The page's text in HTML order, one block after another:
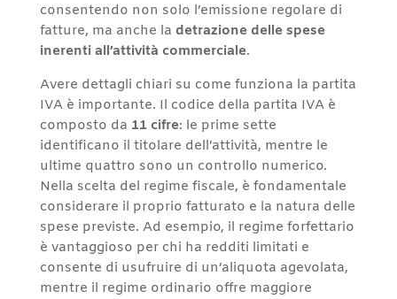
consentendo non solo l’emissione regolare di
fatture, ma anche la detrazione delle spese
inerenti all’attività commerciale.
Avere dettagli chiari su come funziona la partita
IVA è importante. Il codice della partita IVA è
composto da 11 cifre: le prime sette
identificano il titolare dell’attività, mentre le
ultime quattro sono un controllo numerico.
Nella scelta del regime fiscale, è fondamentale
considerare il proprio fatturato e la natura delle
spese previste. Ad esempio, il regime forfettario
è vantaggioso per chi ha redditi limitati e
consente di usufruire di un’aliquota agevolata,
mentre il regime ordinario offre maggiore